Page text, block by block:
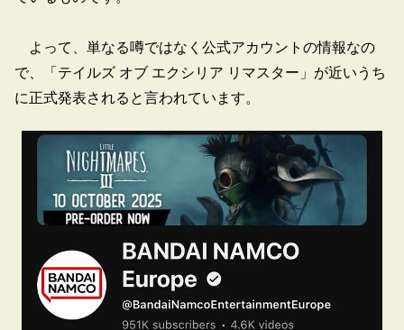
よって、単なる噂ではなく公式アカウントの情報なの
で、「テイルズ オブ エクシリア リマスター」が近いうち
に正式発表されると言われています。